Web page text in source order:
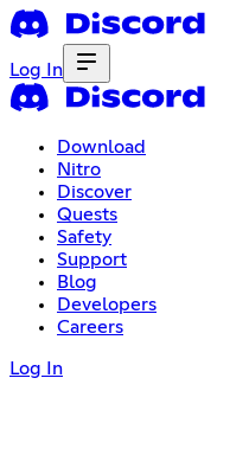
Log In
Download
Nitro
Discover
Quests
Safety
Support
Blog
Developers
Careers
Log In